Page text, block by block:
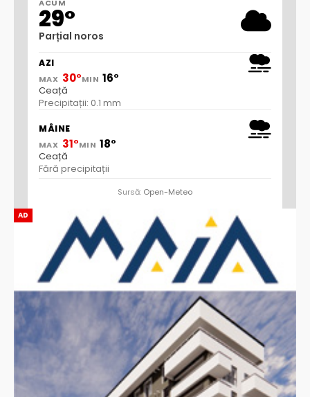
AD
ACUM
29°
Parțial noros
AZI
MAX 30°MIN 16°
Ceață
Precipitații: 0.1 mm
MÂINE
MAX 31°MIN 18°
Ceață
Fără precipitații
Sursă: Open-Meteo